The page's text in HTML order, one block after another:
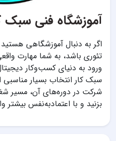
آموزشگاه فنی سبک
اگر به دنبال آموزشگاهی
تئوری باشد، به شما مهارت
ورود به دنیای کسب‌وکار
سبک کار انتخاب بسیار
شرکت در دوره‌های آن، مسیر
بزنید و با اعتمادبه‌نفس بیشتر